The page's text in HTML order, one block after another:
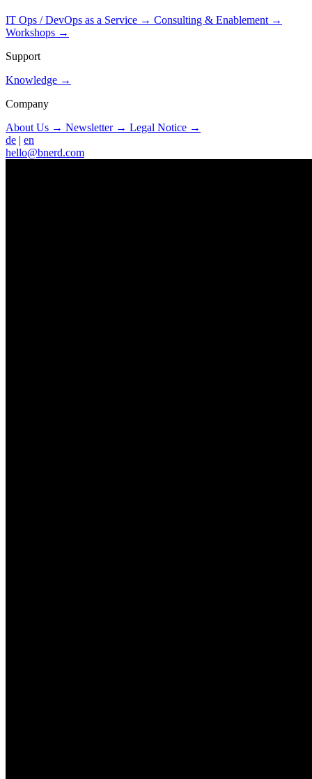
IT Ops / DevOps as a Service → Consulting & Enablement →
Workshops →
Support
Knowledge →
Company
About Us → Newsletter → Legal Notice →
de | en
hello@bnerd.com